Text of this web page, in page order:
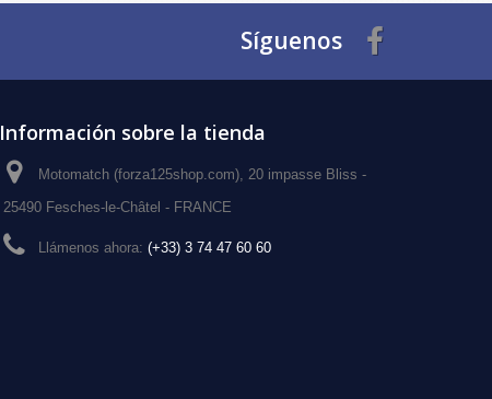
Síguenos
Información sobre la tienda
Motomatch (forza125shop.com), 20 impasse Bliss -
25490 Fesches-le-Châtel - FRANCE
Llámenos ahora: (+33) 3 74 47 60 60